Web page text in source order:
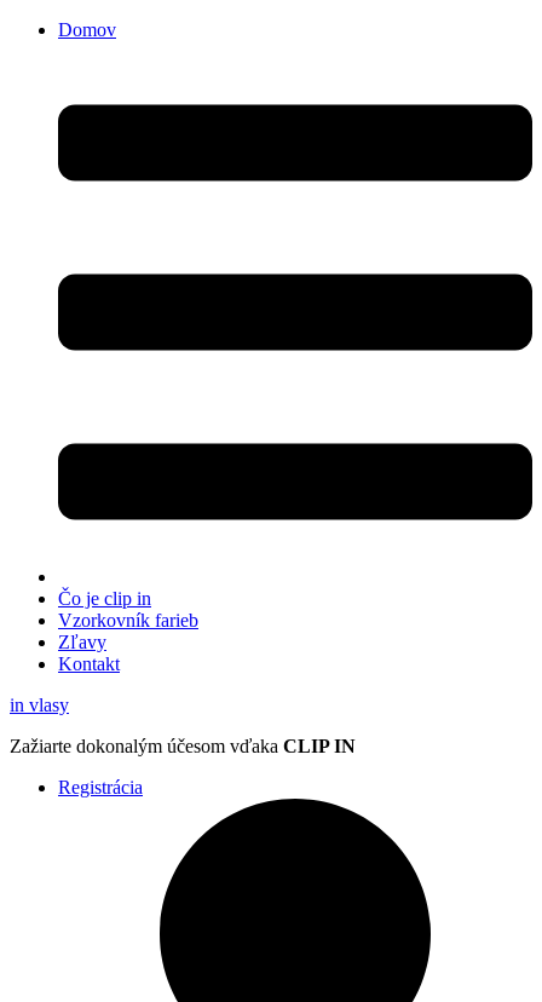
Domov
Čo je clip in
Vzorkovník farieb
Zľavy
Kontakt
in vlasy
Zažiarte dokonalým účesom vďaka CLIP IN
Registrácia